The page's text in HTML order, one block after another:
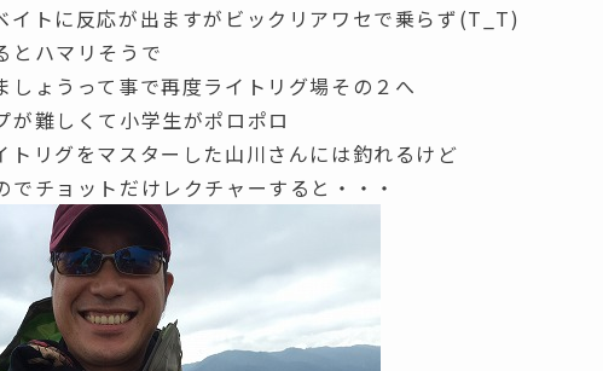
イトに反応が出ますがビックリアワセで乗らず(T_T)
とハマリそうで
しょうって事で再度ライトリグ場その２へ
が難しくて小学生がポロポロ
トリグをマスターした山川さんには釣れるけど
でチョットだけレクチャーすると・・・